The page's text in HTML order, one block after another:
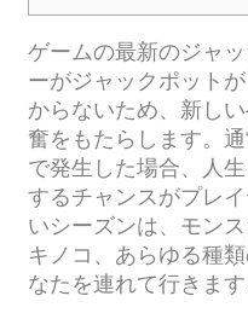
ゲームの最新のジャ
ーがジャックポット
からないため、新し
奮をもたらします。
で発生した場合、人
するチャンスがプレ
いシーズンは、モン
キノコ、あらゆる種
なたを連れて行きます